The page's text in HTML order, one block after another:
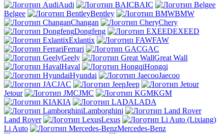
Audi
BAIC
Belgee
Bentley
BMW
Changan
Chery
Dongfeng
EXEED
Exlantix
FAW
Ferrari
GAC
Geely
Great Wall
Haval
Hongqi
Hyundai
Jaecoo
JAC
Jeep
Jetour
JMC
KGM
KIA
LADA
Lamborghini
Land Rover
Lexus
Li Auto
Mercedes-Benz